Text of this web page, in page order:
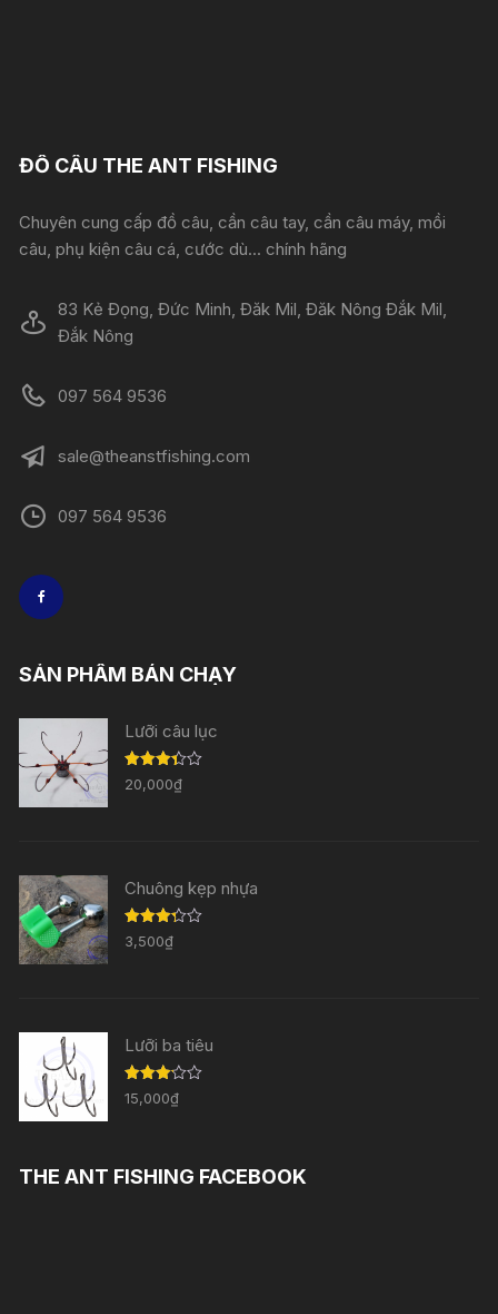
ĐỒ CÂU THE ANT FISHING
Chuyên cung cấp đồ câu, cần câu tay, cần câu máy, mồi
câu, phụ kiện câu cá, cước dù... chính hãng
83 Kẻ Đọng, Đức Minh, Đăk Mil, Đăk Nông Đắk Mil,
Đắk Nông
097 564 9536
sale@theanstfishing.com
097 564 9536
SẢN PHẨM BÁN CHẠY
Lưỡi câu lục
Được
xếp
20,000₫
Chuông kẹp nhựa
Được
xếp
3,500₫
Lưỡi ba tiêu
Được
xếp
15,000₫
THE ANT FISHING FACEBOOK